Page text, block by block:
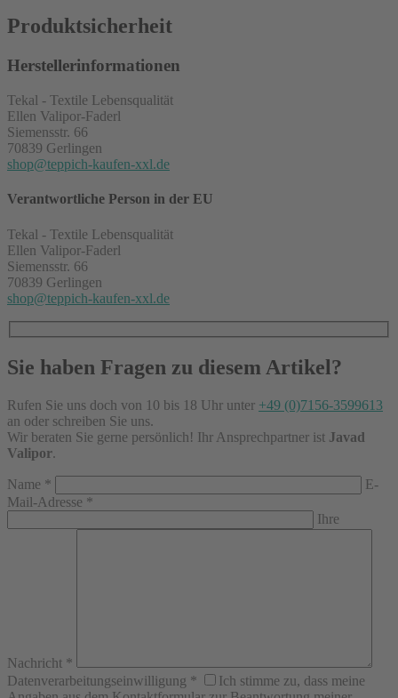
Produktsicherheit
Herstellerinformationen
Tekal - Textile Lebensqualität
Ellen Valipor-Faderl
Siemensstr. 66
70839 Gerlingen
shop@teppich-kaufen-xxl.de
Verantwortliche Person in der EU
Tekal - Textile Lebensqualität
Ellen Valipor-Faderl
Siemensstr. 66
70839 Gerlingen
shop@teppich-kaufen-xxl.de
Sie haben Fragen zu diesem Artikel?
Rufen Sie uns doch von 10 bis 18 Uhr unter +49 (0)7156-3599613
an oder schreiben Sie uns.
Wir beraten Sie gerne persönlich! Ihr Ansprechpartner ist Javad
Valipor.
Name *
E-
Mail-Adresse *
Ihre
Nachricht *
Datenverarbeitungseinwilligung *
Ich stimme zu, dass meine